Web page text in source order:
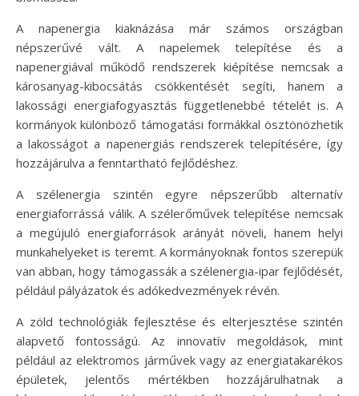
A napenergia kiaknázása már számos országban
népszerűvé vált. A napelemek telepítése és a
napenergiával működő rendszerek kiépítése nemcsak a
károsanyag-kibocsátás csökkentését segíti, hanem a
lakossági energiafogyasztás függetlenebbé tételét is. A
kormányok különböző támogatási formákkal ösztönözhetik
a lakosságot a napenergiás rendszerek telepítésére, így
hozzájárulva a fenntartható fejlődéshez.
A szélenergia szintén egyre népszerűbb alternatív
energiaforrássá válik. A szélerőművek telepítése nemcsak
a megújuló energiaforrások arányát növeli, hanem helyi
munkahelyeket is teremt. A kormányoknak fontos szerepük
van abban, hogy támogassák a szélenergia-ipar fejlődését,
például pályázatok és adókedvezmények révén.
A zöld technológiák fejlesztése és elterjesztése szintén
alapvető fontosságú. Az innovatív megoldások, mint
például az elektromos járművek vagy az energiatakarékos
épületek, jelentős mértékben hozzájárulhatnak a